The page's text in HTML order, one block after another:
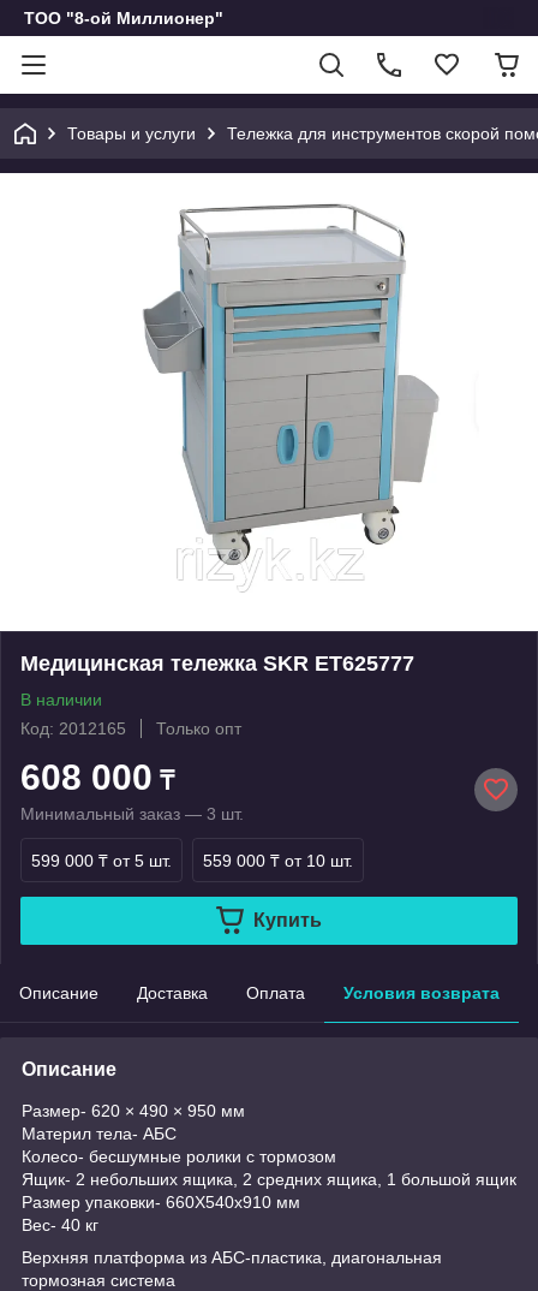
ТОО "8-ой Миллионер"
Товары и услуги Тележка для инструментов скорой
Медицинская тележка SKR ЕТ625777
В наличии
Код: 2012165
Только опт
608 000 ₸
Минимальный заказ — 3 шт.
599 000 ₸ от 5 шт. 559 000 ₸ от 10 шт.
Купить
Описание Доставка Оплата Условия возврата
Описание
Размер- 620 × 490 × 950 мм
Материл тела- АБС
Колесо- бесшумные ролики с тормозом
Ящик- 2 небольших ящика, 2 средних ящика, 1 большой ящик
Размер упаковки- 660X540x910 мм
Вес- 40 кг
Верхняя платформа из АБС-пластика, диагональная
тормозная система